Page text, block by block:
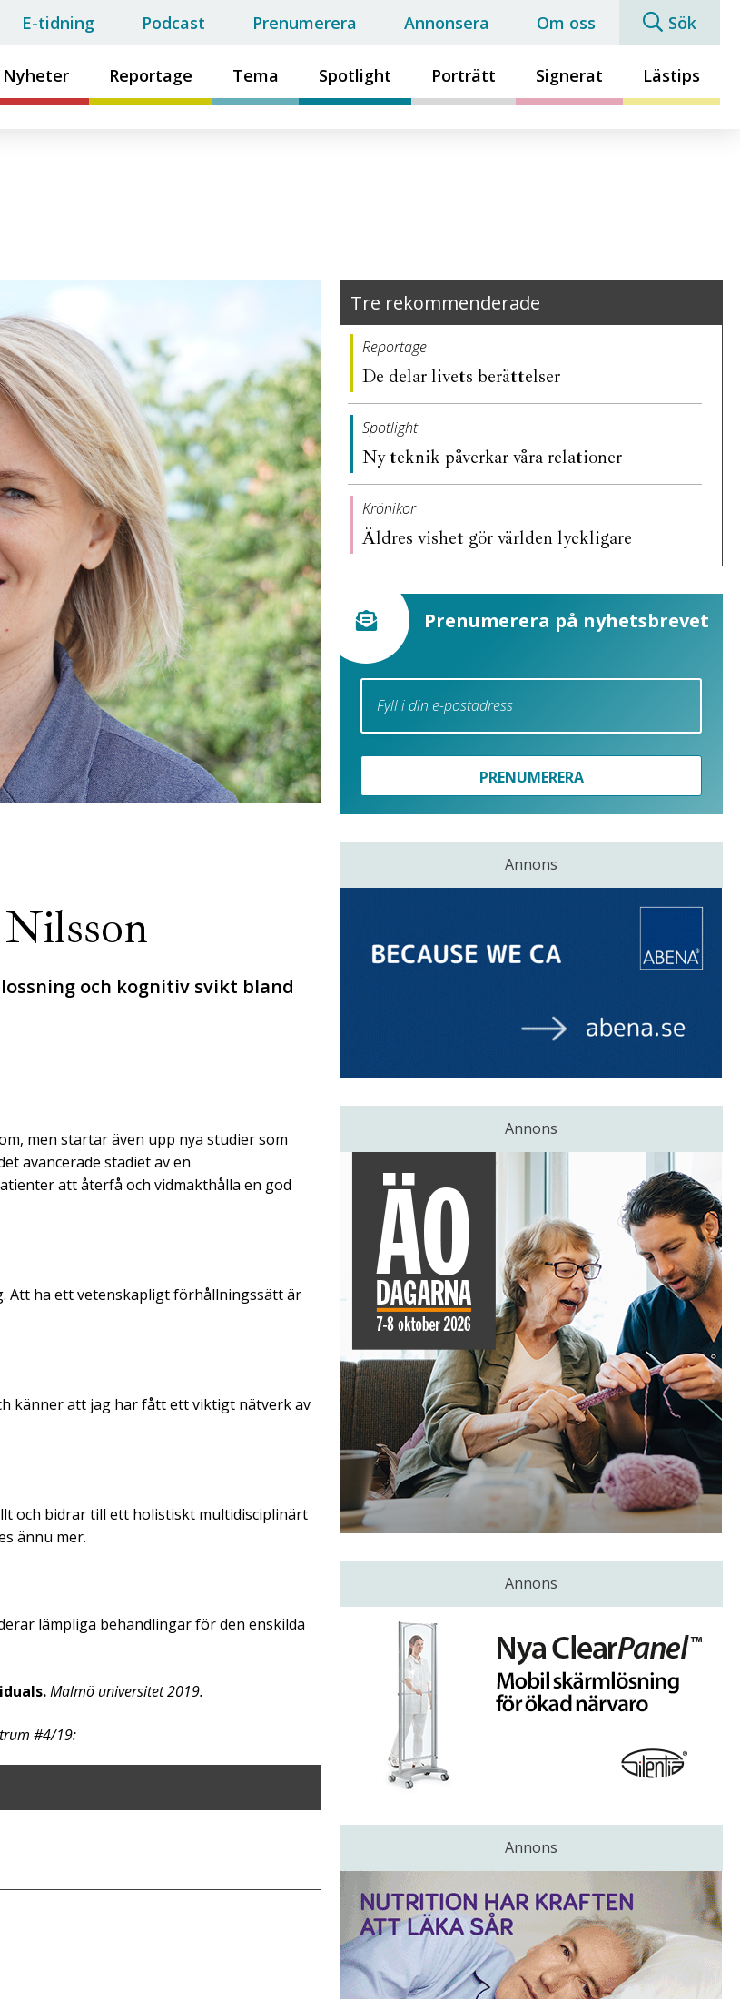
Nyheter Reportage Tema Spotlight Porträtt Signerat Lästips
E-tidning Podcast Prenumerera Annonsera Om oss Sök
och kognitiv svikt bland
men startar även upp nya studier som
avancerade stadiet av en
att återfå och vidmakthålla en god
Att ha ett vetenskapligt förhållningssätt är
känner att jag har fått ett viktigt nätverk av
och bidrar till ett holistiskt multidisciplinärt
ännu mer.
lämpliga behandlingar för den enskilda
Malmö universitet 2019.
#4/19:
Tre rekommenderade
Reportage
De delar livets berättelser
Spotlight
Ny teknik påverkar våra relationer
Krönikor
Äldres vishet gör världen lyckligare
Prenumerera på nyhetsbrevet
PRENUMERERA
Annons
Annons
Annons
Annons